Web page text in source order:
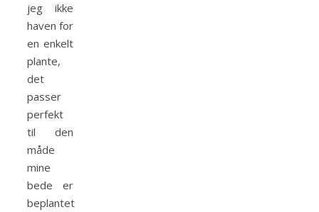
jeg ikke
haven for
en enkelt
plante,
det
passer
perfekt
til den
måde
mine
bede er
beplantet